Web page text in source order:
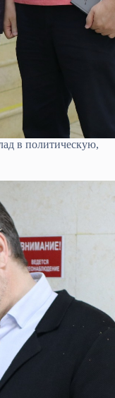
в политическую,